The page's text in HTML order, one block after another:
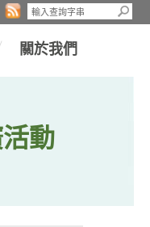
關於我們
動